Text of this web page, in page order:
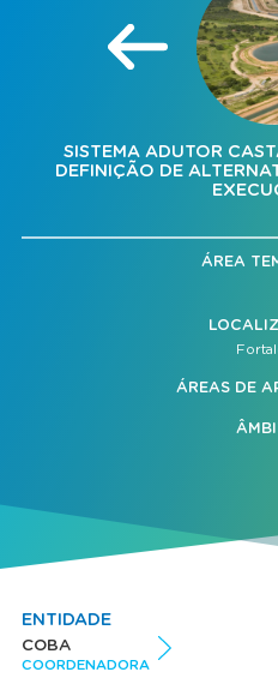
SISTEMA ADUTOR
DEFINIÇÃO DE
ÁREA
ÁREAS DE
ENTIDADE
COBA
COORDENADORA